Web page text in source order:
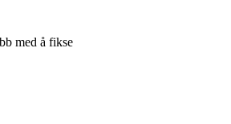
med å fikse